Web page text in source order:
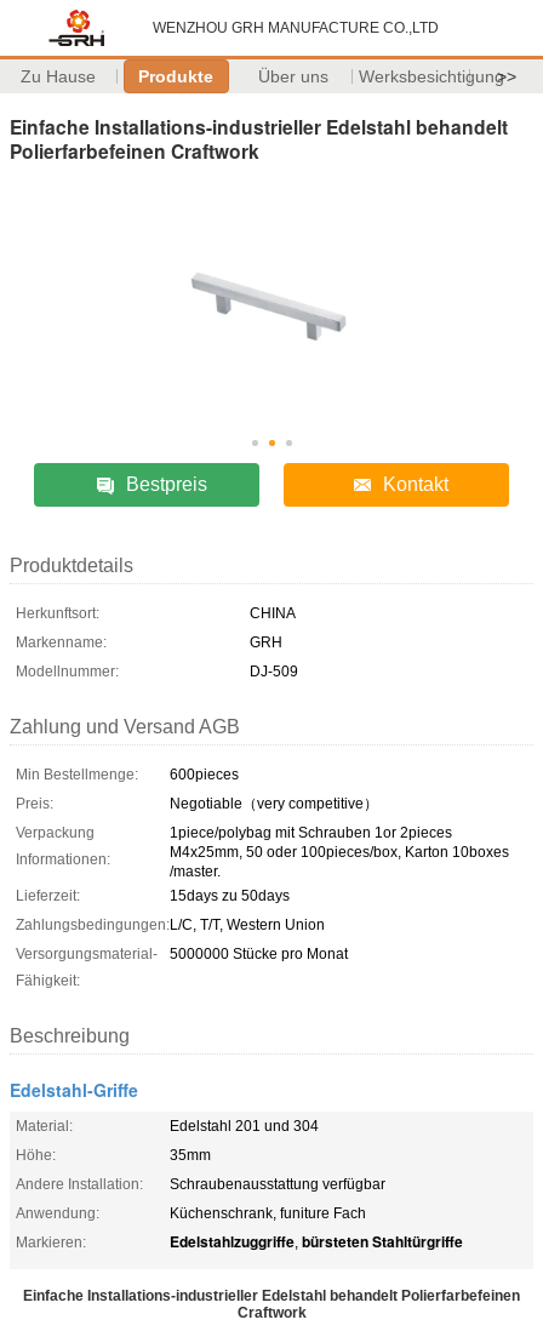
WENZHOU GRH MANUFACTURE CO.,LTD
Zu Hause Produkte Über uns Werksbesichtigung>>
Einfache Installations-industrieller Edelstahl behandelt
Polierfarbefeinen Craftwork
Bestpreis Kontakt
Produktdetails
Herkunftsort:
CHINA
Markenname:
GRH
Modellnummer:
DJ-509
Zahlung und Versand AGB
Min Bestellmenge:
600pieces
Preis:
Negotiable（very competitive）
Verpackung
Informationen:
1piece/polybag mit Schrauben 1or 2pieces
M4x25mm, 50 oder 100pieces/box, Karton 10boxes
/master.
Lieferzeit:
15days zu 50days
Zahlungsbedingungen:L/C, T/T, Western Union
Versorgungsmaterial-
Fähigkeit:
5000000 Stücke pro Monat
Beschreibung
Edelstahl-Griffe
Material:
Edelstahl 201 und 304
Höhe:
35mm
Andere Installation:
Schraubenausstattung verfügbar
Anwendung:
Küchenschrank, funiture Fach
Markieren:
Edelstahlzuggriffe, bürsteten Stahltürgriffe
Einfache Installations-industrieller Edelstahl behandelt Polierfarbefeinen
Craftwork